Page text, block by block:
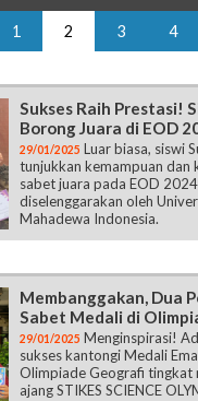
1 2 3 4
Sukses Raih Prestasi!
Borong Juara di EOD
29/01/2025 Luar biasa, siswi
tunjukkan kemampuan dan
sabet juara pada EOD
diselenggarakan oleh
Mahadewa Indonesia.
Membanggakan, Dua
Sabet Medali di
29/01/2025 Menginspirasi!
sukses kantongi Medali
Olimpiade Geografi tingkat
ajang STIKES SCIENCE